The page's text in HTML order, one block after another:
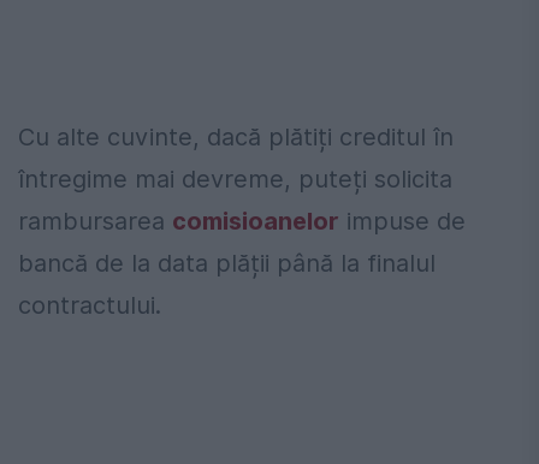
Cu alte cuvinte, dacă plătiți creditul în
întregime mai devreme, puteți solicita
rambursarea comisioanelor impuse de
bancă de la data plății până la finalul
contractului.